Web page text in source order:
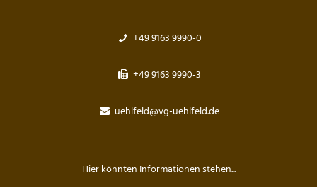
+49 9163 9990-0
+49 9163 9990-3
uehlfeld@vg-uehlfeld.de
Hier könnten Informationen stehen...